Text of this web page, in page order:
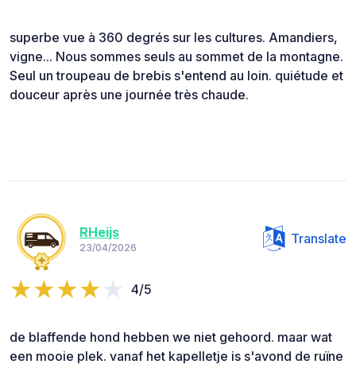
superbe vue à 360 degrés sur les cultures. Amandiers,
vigne... Nous sommes seuls au sommet de la montagne.
Seul un troupeau de brebis s'entend au loin. quiétude et
douceur après une journée très chaude.
RHeijs
23/04/2026
Translate
4/5
de blaffende hond hebben we niet gehoord. maar wat
een mooie plek. vanaf het kapelletje is s'avond de ruïne